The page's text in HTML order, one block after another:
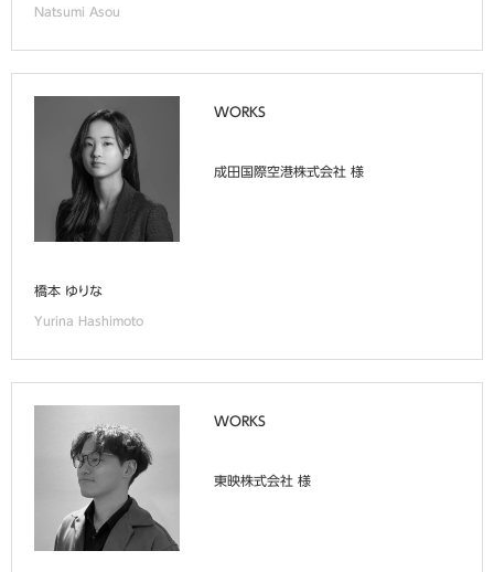
Natsumi Asou
橋本 ゆりな
Yurina Hashimoto
WORKS
成田国際空港株式会社 様
WORKS
東映株式会社 様